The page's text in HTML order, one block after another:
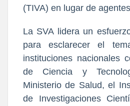
(TIVA) en lugar de
La SVA lidera un
para esclarecer el
instituciones nacionales
de Ciencia y
Ministerio de Salud, el
de Investigaciones